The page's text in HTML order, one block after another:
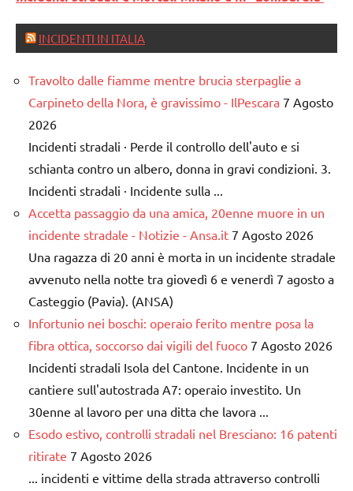
INCIDENTI IN ITALIA
Travolto dalle fiamme mentre brucia sterpaglie a
Carpineto della Nora, è gravissimo - IlPescara 7 Agosto
2026
Incidenti stradali · Perde il controllo dell'auto e si
schianta contro un albero, donna in gravi condizioni. 3.
Incidenti stradali · Incidente sulla ...
Accetta passaggio da una amica, 20enne muore in un
incidente stradale - Notizie - Ansa.it 7 Agosto 2026
Una ragazza di 20 anni è morta in un incidente stradale
avvenuto nella notte tra giovedì 6 e venerdì 7 agosto a
Casteggio (Pavia). (ANSA)
Infortunio nei boschi: operaio ferito mentre posa la
fibra ottica, soccorso dai vigili del fuoco 7 Agosto 2026
Incidenti stradali Isola del Cantone. Incidente in un
cantiere sull'autostrada A7: operaio investito. Un
30enne al lavoro per una ditta che lavora ...
Esodo estivo, controlli stradali nel Bresciano: 16 patenti
ritirate 7 Agosto 2026
... incidenti e vittime della strada attraverso controlli